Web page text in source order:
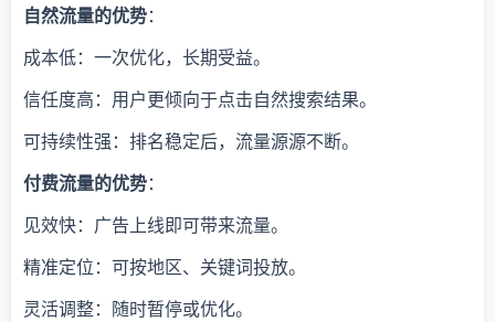
自然流量的优势：
成本低：一次优化，长期受益。
信任度高：用户更倾向于点击自然搜索结果。
可持续性强：排名稳定后，流量源源不断。
付费流量的优势：
见效快：广告上线即可带来流量。
精准定位：可按地区、关键词投放。
灵活调整：随时暂停或优化。